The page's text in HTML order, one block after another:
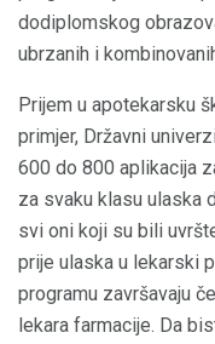
dodiplomskog
ubrzanih i
Prijem u apotekarsku
primjer, Državni
600 do 800 aplikacija
za svaku klasu ulaska
svi oni koji su bili
prije ulaska u lekarski
programu završavaju
lekara farmacije. Da